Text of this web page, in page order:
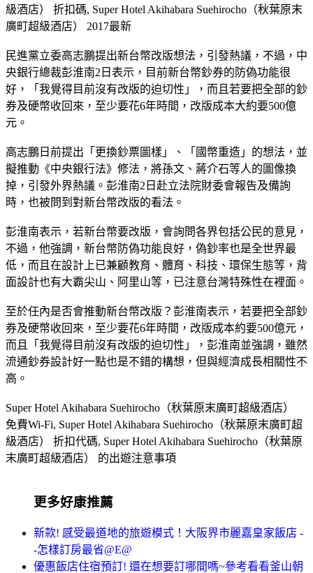
級酒店） 折扣碼, Super Hotel Akihabara Suehirocho（秋葉原末
廣町超級酒店） 2017最新
民進黨立委高志鵬提出新台幣改版想法，引發熱議，不過，中
央銀行總裁彭淮南2日表示，目前新台幣鈔券的防偽功能很
好，「我覺得目前沒有改版的迫切性」，而且若要把全部的鈔
券及硬幣收回來，至少要花6年時間，改版成本大約要500億
元。
高志鵬日前提出「更換鈔票圖樣」、「國幣重造」的想法，並
擬推動《中央銀行法》修法，將孫文、蔣介石等人的圖像換
掉，引發外界熱議。彭淮南2日赴立法院財委會報告及備詢
時，也被問到對新台幣改版的看法。
彭淮南表示，若新台幣要改版，會詢問各界包括公民的意見，
不過，他強調，新台幣防偽功能良好，偽鈔率也是全世界最
低，而且在設計上已兼顧教育、體育、科技、環保生態等，背
面設計也有大霸尖山、阿里山等，已注意台灣特殊性在裡面。
至於任內是否會推動新台幣改版？彭淮南表示，若要把全部鈔
券及硬幣收回來，至少要花6年時間，改版成本約要500億元，
而且「我覺得目前沒有改版的迫切性」，彭淮南並強調，雖然
流通鈔券設計好一點也是不錯的構想，但與經濟成長相關性不
高。
Super Hotel Akihabara Suehirocho（秋葉原末廣町超級酒店）
免費Wi-Fi, Super Hotel Akihabara Suehirocho（秋葉原末廣町超
級酒店） 折扣代碼, Super Hotel Akihabara Suehirocho（秋葉原
末廣町超級酒店） 的出遊注意事項
更多好康推薦
新款! 感受最道地的旅遊模式！大阪界市麗嘉皇家飯店 -
-怎樣訂房最省@E@
優惠飯店住宿預訂! 還在想要訂哪間嗎~參考看看釜山朝